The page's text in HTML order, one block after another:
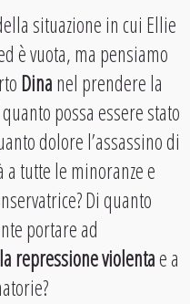
situazione in cui Ellie
è vuota, ma pensiamo
Dinanel prendere la
possa essere stato
dolore l’assassino di
a tutte le minoranze e
Di quanto
portare ad
repressione violentae a